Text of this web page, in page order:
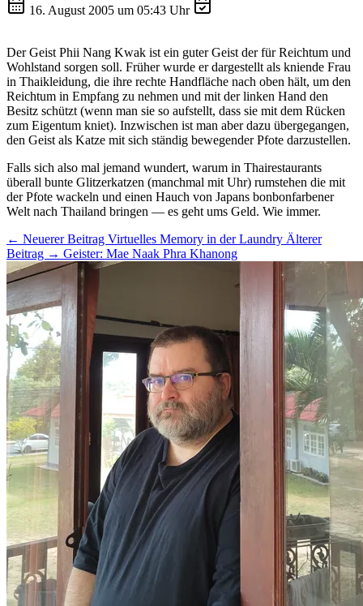
16. August 2005 um 05:43 Uhr
Der Geist Phii Nang Kwak ist ein guter Geist der für Reichtum und
Wohlstand sorgen soll. Früher wurde er dargestellt als kniende Frau
in Thaikleidung, die ihre rechte Handfläche nach oben hält, um den
Reichtum in Empfang zu nehmen und mit der linken Hand den
Besitz schützt (wenn man sie so aufstellt, dass sie mit dem Rücken
zum Eigentum kniet). Inzwischen ist man aber dazu übergegangen,
den Geist als Katze mit sich ständig bewegender Pfote darzustellen.
Falls sich also mal jemand wundert, warum in Thairestaurants
überall bunte Glitzerkatzen (manchmal mit Uhr) rumstehen die mit
der Pfote wackeln und einen Hauch von Japans bonbonfarbener
Welt nach Thailand bringen — es geht ums Geld. Wie immer.
← Neuerer Beitrag Virtuelles Memory in der Laundry Älterer
Beitrag → Geister: Mae Naak Phra Khanong